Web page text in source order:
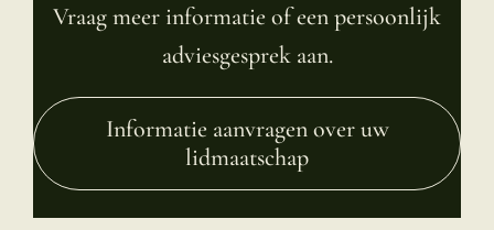
Vraag meer informatie of een persoonlijk
adviesgesprek aan.
Informatie aanvragen over uw
lidmaatschap